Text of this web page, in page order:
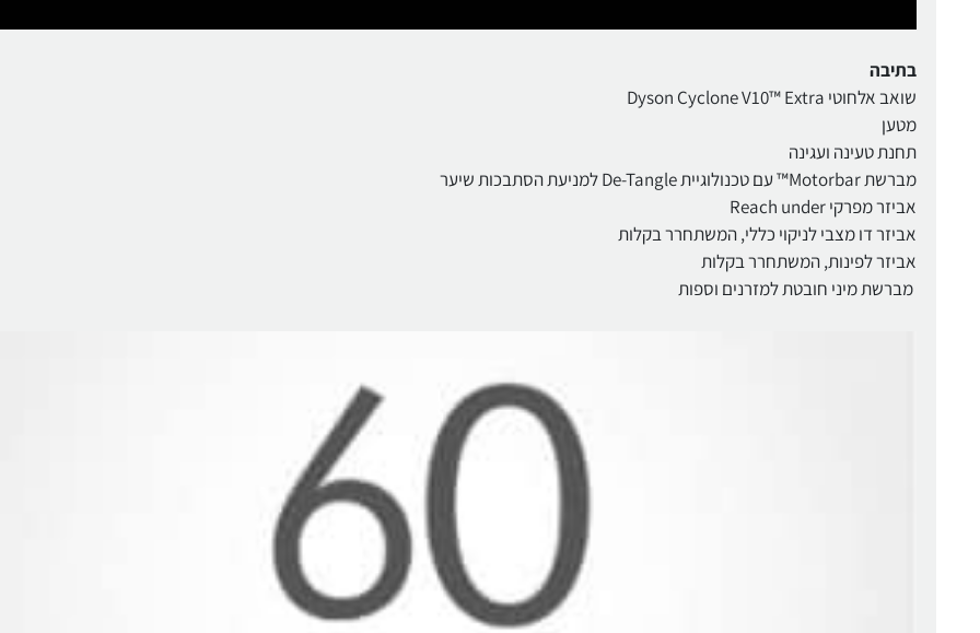
בתיבה
שואב אלחוטי Dyson Cyclone V10™ Extra
מטען
תחנת טעינה ועגינה
מברשת Motorbar™ עם טכנולוגיית De-Tangle למניעת הסתבכות שיער
אביזר מפרקי Reach under
אביזר דו מצבי לניקוי כללי, המשתחרר בקלות
אביזר לפינות, המשתחרר בקלות
מברשת מיני חובטת למזרנים וספות